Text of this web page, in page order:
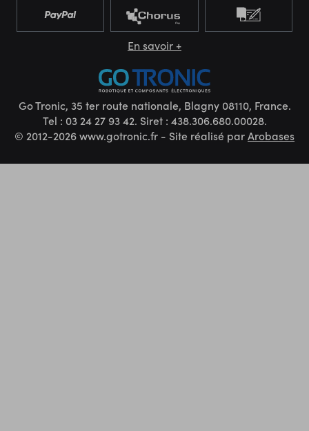
En savoir +
Go Tronic, 35 ter route nationale, Blagny 08110, France.
Tel : 03 24 27 93 42. Siret : 438.306.680.00028.
© 2012-2026 www.gotronic.fr - Site réalisé parArobases